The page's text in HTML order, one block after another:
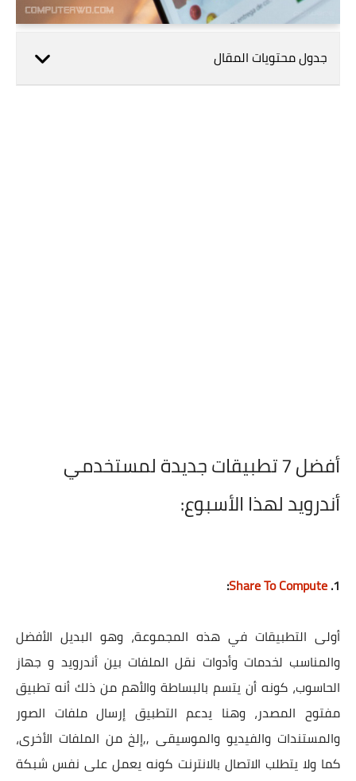
جدول محتويات المقال
أفضل 7 تطبيقات جديدة لمستخدمي
أندرويد لهذا الأسبوع:
1.
Share To Compute
:
أولى التطبيقات في هذه المجموعة، وهو البديل الأفضل
والمناسب لخدمات وأدوات نقل الملفات بين أندرويد و جهاز
الحاسوب، كونه أن يتسم بالبساطة والأهم من ذلك أنه تطبيق
مفتوح المصدر، وهنا يدعم التطبيق إرسال ملفات الصور
والمستندات والفيديو والموسيقى ,,إلخ من الملفات الأخرى،
كما ولا يتطلب الاتصال بالانترنت كونه يعمل على نفس شبكة